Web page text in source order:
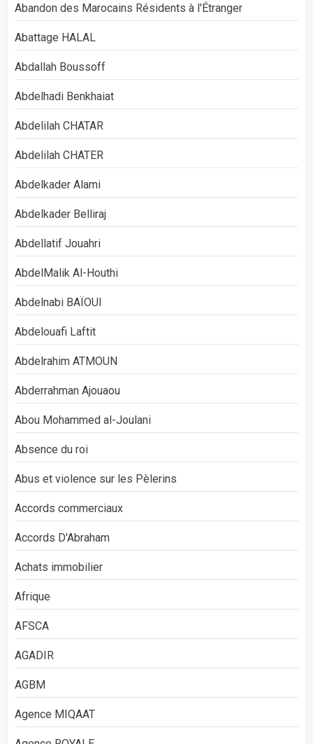
Abandon des Marocains Résidents à l'Étranger
Abattage HALAL
Abdallah Boussoff
Abdelhadi Benkhaiat
Abdelilah CHATAR
Abdelilah CHATER
Abdelkader Alami
Abdelkader Belliraj
Abdellatif Jouahri
AbdelMalik Al-Houthi
Abdelnabi BAÏOUI
Abdelouafi Laftit
Abdelrahim ATMOUN
Abderrahman Ajouaou
Abou Mohammed al-Joulani
Absence du roi
Abus et violence sur les Pèlerins
Accords commerciaux
Accords D'Abraham
Achats immobilier
Afrique
AFSCA
AGADIR
AGBM
Agence MIQAAT